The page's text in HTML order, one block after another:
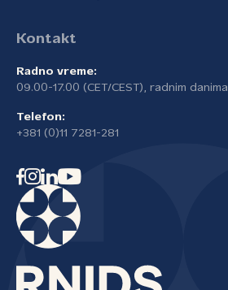
Kontakt
Radno vreme:
09.00-17.00 (CET/CEST), radnim danima
Telefon:
+381 (0)11 7281-281